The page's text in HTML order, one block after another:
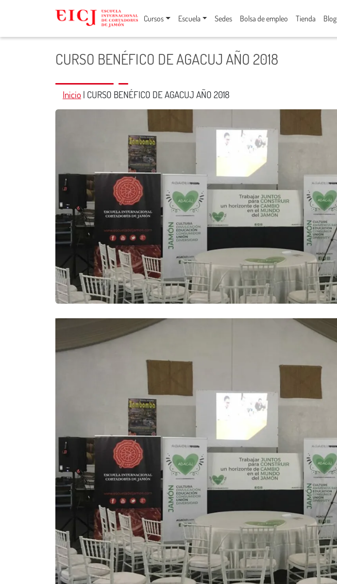
Cursos Escuela Sedes Bolsa de empleo Tienda Blog
CURSO BENÉFICO DE AGACUJ AÑO 2018
Inicio | CURSO BENÉFICO DE AGACUJ AÑO 2018